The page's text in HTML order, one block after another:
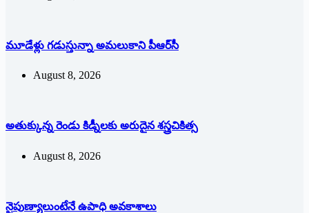
మూడేళ్లు గ‌డుస్తున్నా అమ‌లుకాని పీఆర్‌సీ
August 8, 2026
అతుక్కున్న రెండు కిడ్నీలకు అరుదైన శస్త్రచికిత్స
August 8, 2026
నైపుణ్యాలుంటేనే ఉపాధి అవకాశాలు